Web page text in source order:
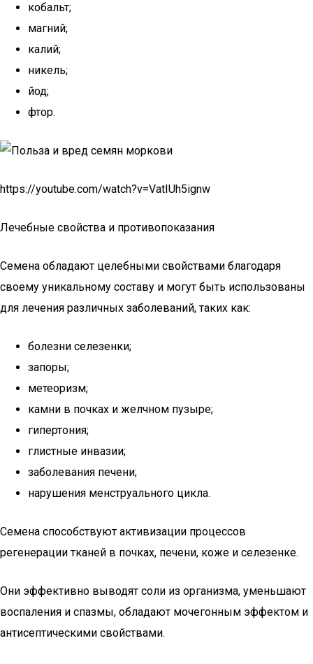
кобальт;
магний;
калий;
никель;
йод;
фтор.
https://youtube.com/watch?v=VatIUh5ignw
Лечебные свойства и противопоказания
Семена обладают целебными свойствами благодаря
своему уникальному составу и могут быть использованы
для лечения различных заболеваний, таких как:
болезни селезенки;
запоры;
метеоризм;
камни в почках и желчном пузыре;
гипертония;
глистные инвазии;
заболевания печени;
нарушения менструального цикла.
Семена способствуют активизации процессов
регенерации тканей в почках, печени, коже и селезенке.
Они эффективно выводят соли из организма, уменьшают
воспаления и спазмы, обладают мочегонным эффектом и
антисептическими свойствами.